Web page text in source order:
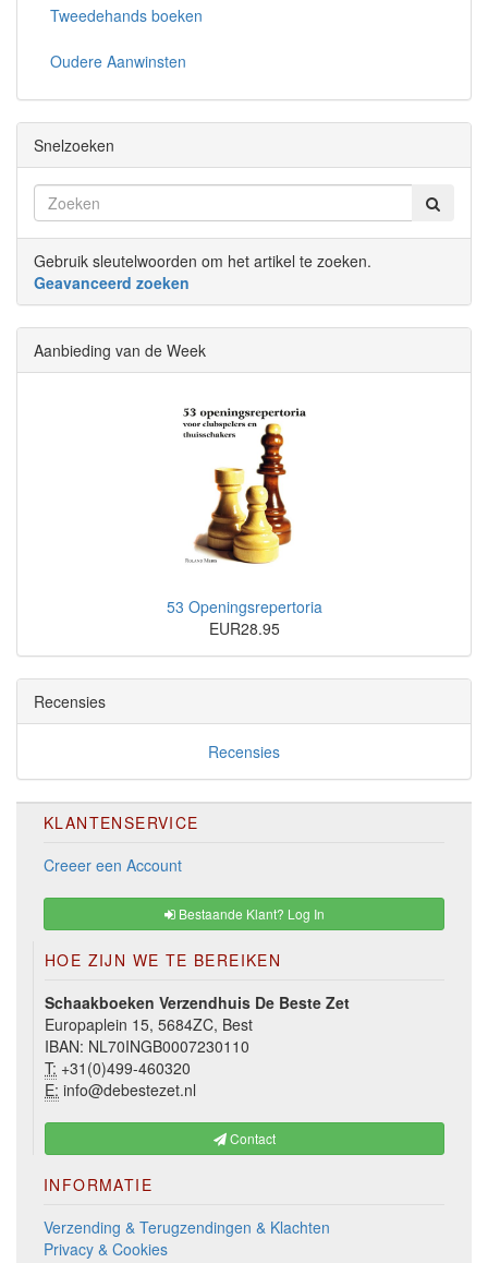
Tweedehands boeken
Oudere Aanwinsten
Snelzoeken
Gebruik sleutelwoorden om het artikel te zoeken.
Geavanceerd zoeken
Aanbieding van de Week
53 Openingsrepertoria
EUR28.95
Recensies
Recensies
KLANTENSERVICE
Creeer een Account
Bestaande Klant? Log In
HOE ZIJN WE TE BEREIKEN
Schaakboeken Verzendhuis De Beste Zet
Europaplein 15, 5684ZC, Best
IBAN: NL70INGB0007230110
T: +31(0)499-460320
E: info@debestezet.nl
Contact
INFORMATIE
Verzending & Terugzendingen & Klachten
Privacy & Cookies